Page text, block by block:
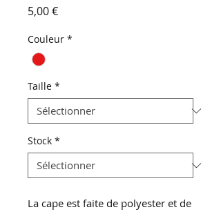
5,00 €Prix
Couleur *
Taille *
Stock *
La cape est faite de polyester et de